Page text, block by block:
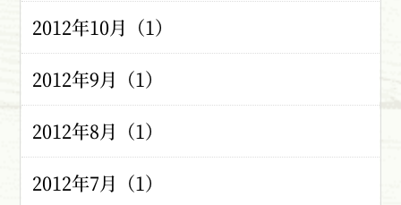
2012年10月（1）
2012年9月（1）
2012年8月（1）
2012年7月（1）